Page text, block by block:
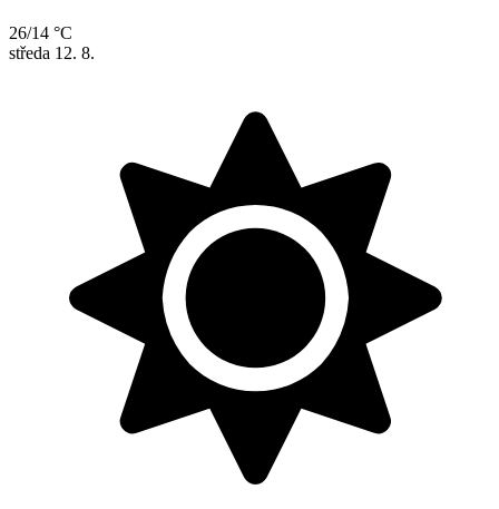
26/14 °C
středa 12. 8.